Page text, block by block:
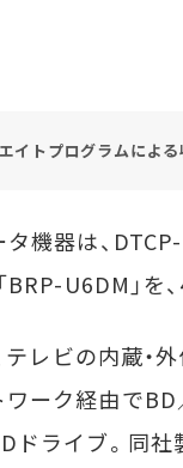
イトプログラムによ
タ機器は、
BRP-U6DM」を
レビの内蔵・
ーク経由で
ドライブ。同